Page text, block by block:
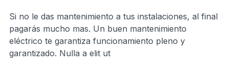
Si no le das mantenimiento a tus instalaciones, al final
pagarás mucho mas. Un buen mantenimiento
eléctrico te garantiza funcionamiento pleno y
garantizado. Nulla a elit ut